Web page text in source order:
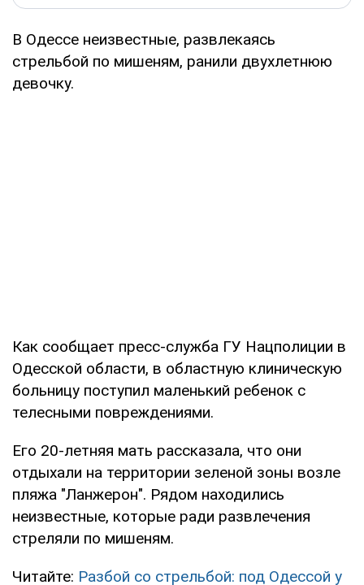
В Одессе неизвестные, развлекаясь
стрельбой по мишеням, ранили двухлетнюю
девочку.
Как сообщает пресс-служба ГУ Нацполиции в
Одесской области, в областную клиническую
больницу поступил маленький ребенок с
телесными повреждениями.
Его 20-летняя мать рассказала, что они
отдыхали на территории зеленой зоны возле
пляжа "Ланжерон". Рядом находились
неизвестные, которые ради развлечения
стреляли по мишеням.
Читайте: Разбой со стрельбой: под Одессой у